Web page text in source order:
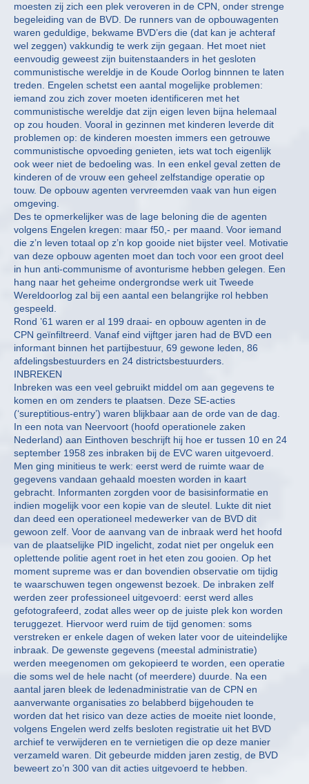
moesten zij zich een plek veroveren in de CPN, onder strenge
begeleiding van de BVD. De runners van de opbouwagenten
waren geduldige, bekwame BVD’ers die (dat kan je achteraf
wel zeggen) vakkundig te werk zijn gegaan. Het moet niet
eenvoudig geweest zijn buitenstaanders in het gesloten
communistische wereldje in de Koude Oorlog binnnen te laten
treden. Engelen schetst een aantal mogelijke problemen:
iemand zou zich zover moeten identificeren met het
communistische wereldje dat zijn eigen leven bijna helemaal
op zou houden. Vooral in gezinnen met kinderen leverde dit
problemen op: de kinderen moesten immers een getrouwe
communistische opvoeding genieten, iets wat toch eigenlijk
ook weer niet de bedoeling was. In een enkel geval zetten de
kinderen of de vrouw een geheel zelfstandige operatie op
touw. De opbouw agenten vervreemden vaak van hun eigen
omgeving.
Des te opmerkelijker was de lage beloning die de agenten
volgens Engelen kregen: maar f50,- per maand. Voor iemand
die z’n leven totaal op z’n kop gooide niet bijster veel. Motivatie
van deze opbouw agenten moet dan toch voor een groot deel
in hun anti-communisme of avonturisme hebben gelegen. Een
hang naar het geheime ondergrondse werk uit Tweede
Wereldoorlog zal bij een aantal een belangrijke rol hebben
gespeeld.
Rond ’61 waren er al 199 draai- en opbouw agenten in de
CPN geïnfiltreerd. Vanaf eind vijftger jaren had de BVD een
informant binnen het partijbestuur, 69 gewone leden, 86
afdelingsbestuurders en 24 districtsbestuurders.
INBREKEN
Inbreken was een veel gebruikt middel om aan gegevens te
komen en om zenders te plaatsen. Deze SE-acties
(‘sureptitious-entry’) waren blijkbaar aan de orde van de dag.
In een nota van Neervoort (hoofd operationele zaken
Nederland) aan Einthoven beschrijft hij hoe er tussen 10 en 24
september 1958 zes inbraken bij de EVC waren uitgevoerd.
Men ging minitieus te werk: eerst werd de ruimte waar de
gegevens vandaan gehaald moesten worden in kaart
gebracht. Informanten zorgden voor de basisinformatie en
indien mogelijk voor een kopie van de sleutel. Lukte dit niet
dan deed een operationeel medewerker van de BVD dit
gewoon zelf. Voor de aanvang van de inbraak werd het hoofd
van de plaatselijke PID ingelicht, zodat niet per ongeluk een
oplettende politie agent roet in het eten zou gooien. Op het
moment supreme was er dan bovendien observatie om tijdig
te waarschuwen tegen ongewenst bezoek. De inbraken zelf
werden zeer professioneel uitgevoerd: eerst werd alles
gefotografeerd, zodat alles weer op de juiste plek kon worden
teruggezet. Hiervoor werd ruim de tijd genomen: soms
verstreken er enkele dagen of weken later voor de uiteindelijke
inbraak. De gewenste gegevens (meestal administratie)
werden meegenomen om gekopieerd te worden, een operatie
die soms wel de hele nacht (of meerdere) duurde. Na een
aantal jaren bleek de ledenadministratie van de CPN en
aanverwante organisaties zo belabberd bijgehouden te
worden dat het risico van deze acties de moeite niet loonde,
volgens Engelen werd zelfs besloten registratie uit het BVD
archief te verwijderen en te vernietigen die op deze manier
verzameld waren. Dit gebeurde midden jaren zestig, de BVD
beweert zo’n 300 van dit acties uitgevoerd te hebben.